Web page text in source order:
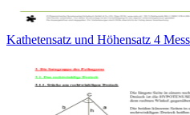
Kathetensatz und Höhensatz 4